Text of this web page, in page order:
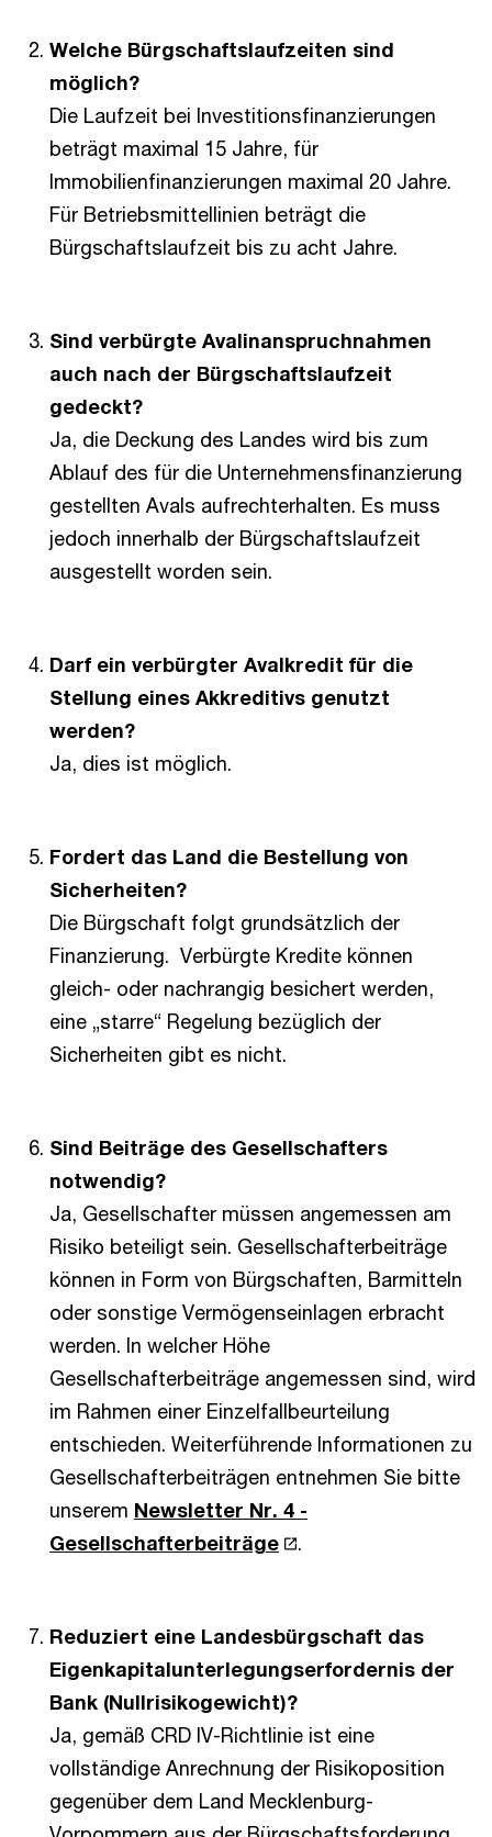
Welche Bürgschaftslaufzeiten sind
möglich?
Die Laufzeit bei Investitionsfinanzierungen
beträgt maximal 15 Jahre, für
Immobilienfinanzierungen maximal 20 Jahre.
Für Betriebsmittellinien beträgt die
Bürgschaftslaufzeit bis zu acht Jahre.
Sind verbürgte Avalinanspruchnahmen
auch nach der Bürgschaftslaufzeit
gedeckt?
Ja, die Deckung des Landes wird bis zum
Ablauf des für die Unternehmensfinanzierung
gestellten Avals aufrechterhalten. Es muss
jedoch innerhalb der Bürgschaftslaufzeit
ausgestellt worden sein.
Darf ein verbürgter Avalkredit für die
Stellung eines Akkreditivs genutzt
werden?
Ja, dies ist möglich.
Fordert das Land die Bestellung von
Sicherheiten?
Die Bürgschaft folgt grundsätzlich der
Finanzierung. Verbürgte Kredite können
gleich- oder nachrangig besichert werden,
eine „starre“ Regelung bezüglich der
Sicherheiten gibt es nicht.
Sind Beiträge des Gesellschafters
notwendig?
Ja, Gesellschafter müssen angemessen am
Risiko beteiligt sein. Gesellschafterbeiträge
können in Form von Bürgschaften, Barmitteln
oder sonstige Vermögenseinlagen erbracht
werden. In welcher Höhe
Gesellschafterbeiträge angemessen sind, wird
im Rahmen einer Einzelfallbeurteilung
entschieden. Weiterführende Informationen zu
Gesellschafterbeiträgen entnehmen Sie bitte
unserem Newsletter Nr. 4 -
Gesellschafterbeiträge
.
Reduziert eine Landesbürgschaft das
Eigenkapitalunterlegungserfordernis der
Bank (Nullrisikogewicht)?
Ja, gemäß CRD IV-Richtlinie ist eine
vollständige Anrechnung der Risikoposition
gegenüber dem Land Mecklenburg-